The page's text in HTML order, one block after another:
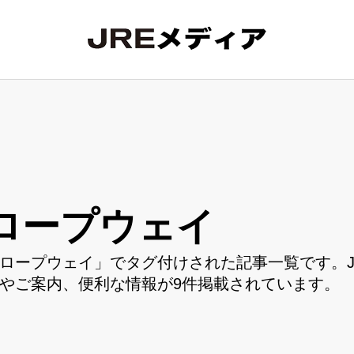
ープウェイ
ープウェイ」でタグ付けされた記事一覧です
ご案内、便利な情報が9件掲載されています。